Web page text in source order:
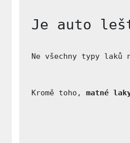
Je auto
Ne všechny typy
Kromě toho, matné